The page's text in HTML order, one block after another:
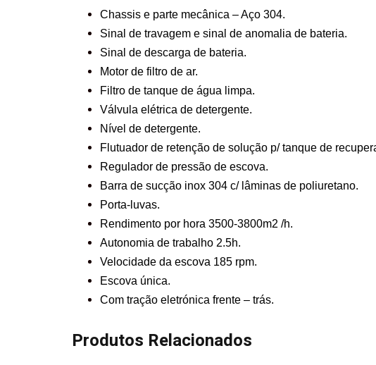
Chassis e parte mecânica – Aço 304.
Sinal de travagem e sinal de anomalia de bateria.
Sinal de descarga de bateria.
Motor de filtro de ar.
Filtro de tanque de água limpa.
Válvula elétrica de detergente.
Nível de detergente.
Flutuador de retenção de solução p/ tanque de
Regulador de pressão de escova.
Barra de sucção inox 304 c/ lâminas de poliuretano.
Porta-luvas.
Rendimento por hora 3500-3800m2 /h.
Autonomia de trabalho 2.5h.
Velocidade da escova 185 rpm.
Escova única.
Com tração eletrónica frente – trás.
Produtos Relacionados